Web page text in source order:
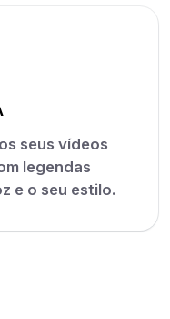
seus vídeos
legendas
e o seu estilo.